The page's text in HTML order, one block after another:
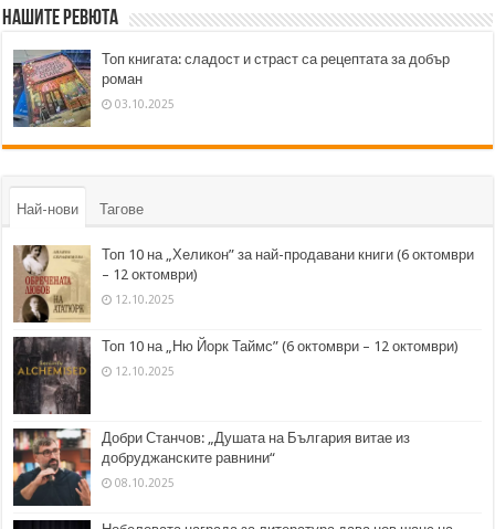
Нашите ревюта
Топ книгата: сладост и страст са рецептата за добър
роман
03.10.2025
Най-нови Тагове
Топ 10 на „Хеликон” за най-продавани книги (6 октомври
– 12 октомври)
12.10.2025
Топ 10 на „Ню Йорк Таймс” (6 октомври – 12 октомври)
12.10.2025
Добри Станчов: „Душата на България витае из
добруджанските равнини“
08.10.2025